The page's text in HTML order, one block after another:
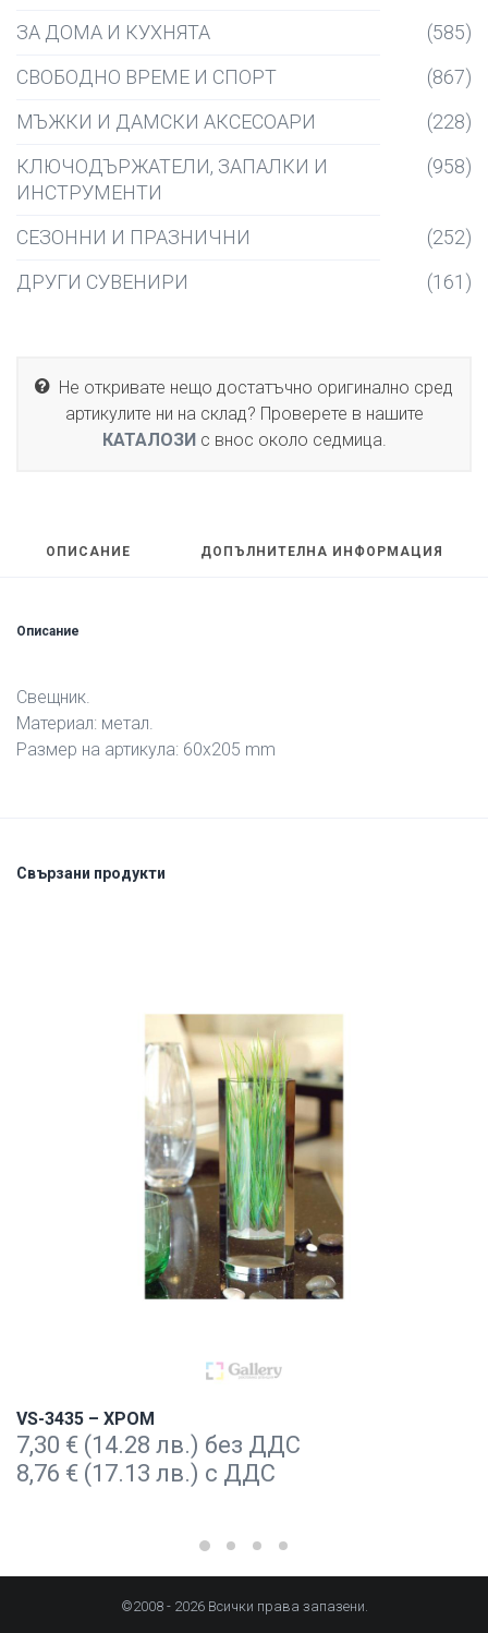
ЗА ДОМА И КУХНЯТА
(585)
СВОБОДНО ВРЕМЕ И СПОРТ
(867)
МЪЖКИ И ДАМСКИ АКСЕСОАРИ
(228)
КЛЮЧОДЪРЖАТЕЛИ, ЗАПАЛКИ И
ИНСТРУМЕНТИ
(958)
СЕЗОННИ И ПРАЗНИЧНИ
(252)
ДРУГИ СУВЕНИРИ
(161)
Не откривате нещо достатъчно оригинално сред
артикулите ни на склад? Проверете в нашите
КАТАЛОЗИс внос около седмица.
ОПИСАНИЕ ДОПЪЛНИТЕЛНА ИНФОРМАЦИЯ
Описание
Свещник.
Материал: метал.
Размер на артикула: 60х205 mm
Свързани продукти
VS-3435 – ХРОМ
7,30 € (14.28 лв.) без ДДС
8,76 € (17.13 лв.) с ДДС
©2008 - 2026 Всички права запазени.